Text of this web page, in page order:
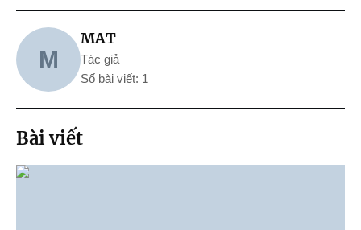
M
MAT
Tác giả
Số bài viết: 1
Bài viết